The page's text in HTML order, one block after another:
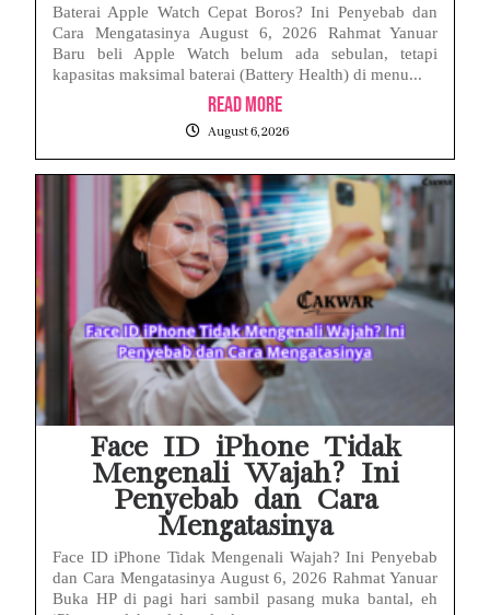
Baterai Apple Watch Cepat Boros? Ini Penyebab dan
Cara Mengatasinya August 6, 2026 Rahmat Yanuar
Baru beli Apple Watch belum ada sebulan, tetapi
kapasitas maksimal baterai (Battery Health) di menu...
Read More
August 6, 2026
Face ID iPhone Tidak
Mengenali Wajah? Ini
Penyebab dan Cara
Mengatasinya
Face ID iPhone Tidak Mengenali Wajah? Ini Penyebab
dan Cara Mengatasinya August 6, 2026 Rahmat Yanuar
Buka HP di pagi hari sambil pasang muka bantal, eh